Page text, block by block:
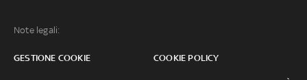
Note legali:
GESTIONE COOKIE COOKIE POLICY